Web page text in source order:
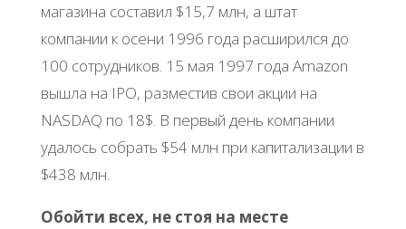
магазина составил $15,7 млн, а штат
компании к осени 1996 года расширился до
100 сотрудников. 15 мая 1997 года Amazon
вышла на IPO, разместив свои акции на
NASDAQ по 18$. В первый день компании
удалось собрать $54 млн при капитализации в
$438 млн.
Обойти всех, не стоя на месте